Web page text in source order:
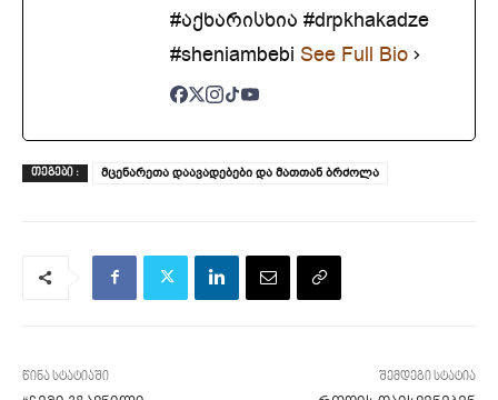
#აქხარისხია #drpkhakadze
#sheniambebi See Full Bio
ᲗᲔᲒᲔᲑᲘ : მცენარეთა დაავადებები და მათთან ბრძოლა
წინა სტატიაში შემდეგი სტატია